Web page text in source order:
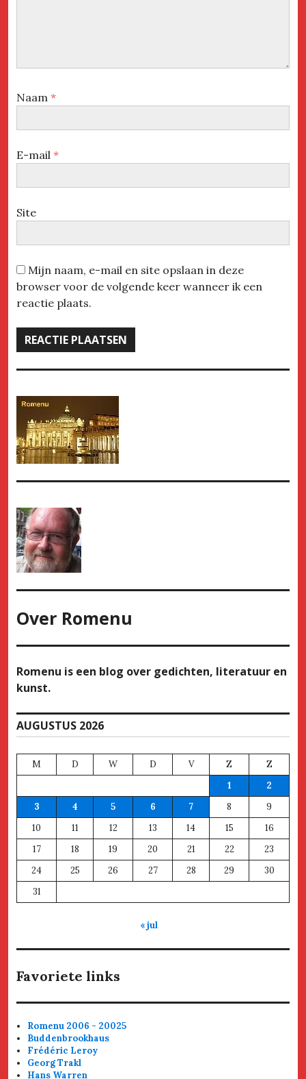
Naam *
E-mail *
Site
Mijn naam, e-mail en site opslaan in deze
browser voor de volgende keer wanneer ik een
reactie plaats.
Over Romenu
Romenu is een blog over gedichten, literatuur en
kunst.
AUGUSTUS 2026
M D W D V Z
Z
1
2
3
4 5 6 7 8
9
10
11 12 13 14 15
16
17
18 19 20 21 22
23
24
25 26 27 28 29
30
31
« jul
Favoriete links
Romenu 2006 - 20025
Buddenbrookhaus
Frédéric Leroy
Georg Trakl
Hans Warren